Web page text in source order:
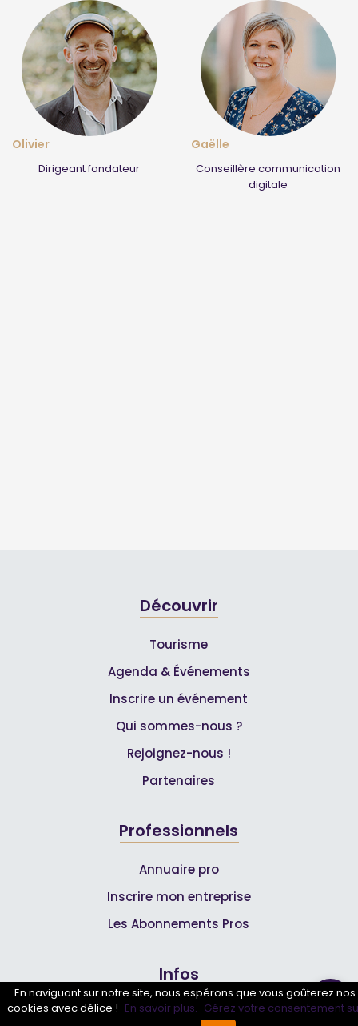
Olivier
Dirigeant fondateur
Gaëlle
Conseillère communication
digitale
Découvrir
Tourisme
Agenda & Événements
Inscrire un événement
Qui sommes-nous ?
Rejoignez-nous !
Partenaires
Professionnels
Annuaire pro
Inscrire mon entreprise
Les Abonnements Pros
Infos
Mentions légales et CGV
En naviguant sur notre site, nous espérons que vous goûterez nos
cookies avec délice ! En savoir plus. Gérez votre consentement